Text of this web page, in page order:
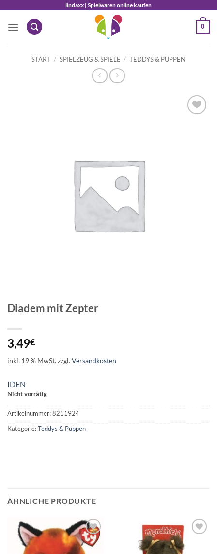
springen
lindaxx | Spielwaren online kaufen
0
START / SPIELZEUG & SPIELE / TEDDYS & PUPPEN
Diadem mit Zepter
3,49€
inkl. 19 % MwSt.zzgl.Versandkosten
IDEN
Nicht vorrätig
Artikelnummer:8211924
Kategorie:Teddys & Puppen
ÄHNLICHE PRODUKTE
Auf die
Wunschliste
Auf die
Wunschliste